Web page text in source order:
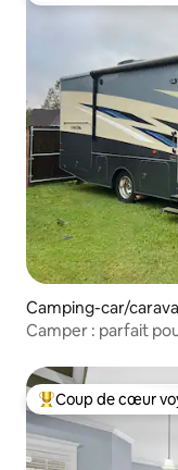
Camping-car/
Camper : parfait
Coups de cœur
Coup de cœur